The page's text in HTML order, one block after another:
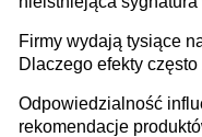
firmie
Firmy wydają tysiące
Dlaczego efekty
Odpowiedzialność
rekomendacje